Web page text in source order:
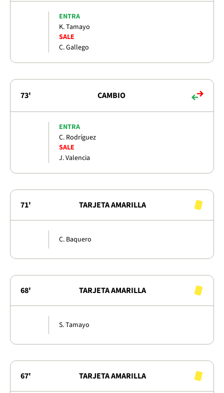
ENTRA
K. Tamayo
SALE
C. Gallego
73' CAMBIO
ENTRA
C. Rodríguez
SALE
J. Valencia
71' TARJETA AMARILLA
C. Baquero
68' TARJETA AMARILLA
S. Tamayo
67' TARJETA AMARILLA